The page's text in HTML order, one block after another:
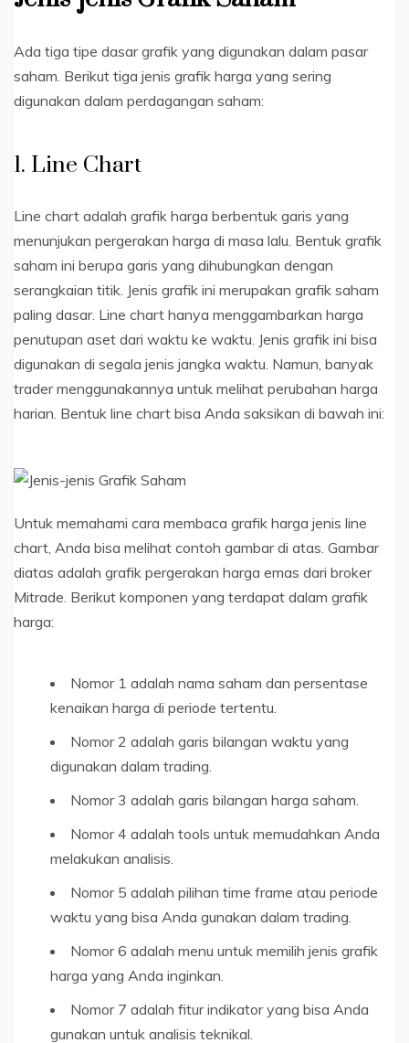
Ada tiga tipe dasar grafik yang digunakan dalam pasar
saham. Berikut tiga jenis grafik harga yang sering
digunakan dalam perdagangan saham:
1. Line Chart
Line chart adalah grafik harga berbentuk garis yang
menunjukan pergerakan harga di masa lalu. Bentuk grafik
saham ini berupa garis yang dihubungkan dengan
serangkaian titik. Jenis grafik ini merupakan grafik saham
paling dasar. Line chart hanya menggambarkan harga
penutupan aset dari waktu ke waktu. Jenis grafik ini bisa
digunakan di segala jenis jangka waktu. Namun, banyak
trader menggunakannya untuk melihat perubahan harga
harian. Bentuk line chart bisa Anda saksikan di bawah ini:
Untuk memahami cara membaca grafik harga jenis line
chart, Anda bisa melihat contoh gambar di atas. Gambar
diatas adalah grafik pergerakan harga emas dari broker
Mitrade. Berikut komponen yang terdapat dalam grafik
harga:
Nomor 1 adalah nama saham dan persentase
kenaikan harga di periode tertentu.
Nomor 2 adalah garis bilangan waktu yang
digunakan dalam trading.
Nomor 3 adalah garis bilangan harga saham.
Nomor 4 adalah tools untuk memudahkan Anda
melakukan analisis.
Nomor 5 adalah pilihan time frame atau periode
waktu yang bisa Anda gunakan dalam trading.
Nomor 6 adalah menu untuk memilih jenis grafik
harga yang Anda inginkan.
Nomor 7 adalah fitur indikator yang bisa Anda
gunakan untuk analisis teknikal.